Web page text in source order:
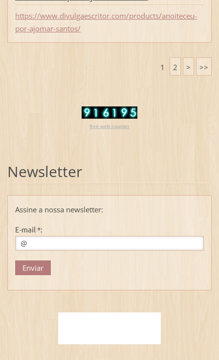
https://www.divulgaescritor.com/products/anoiteceu-
por-ajomar-santos/
1 2 > >>
free web counter
Newsletter
Assine a nossa newsletter:
E-mail *: